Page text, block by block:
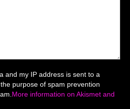
and my IP address is sent to a
purpose of spam prevention
More information on Akismet and